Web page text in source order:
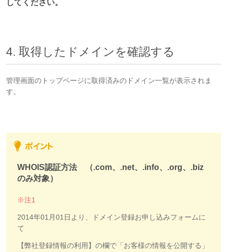
してください。
4. 取得したドメインを確認する
管理画面のトップページに取得済みのドメイン一覧が表示されま
す。
WHOIS認証方法 （.com、.net、.info、.org、.biz
のみ対象）
※注1
2014年01月01日より、ドメイン登録お申し込みフォームに
て
【弊社登録情報の利用】の欄で「お客様の情報を公開する」